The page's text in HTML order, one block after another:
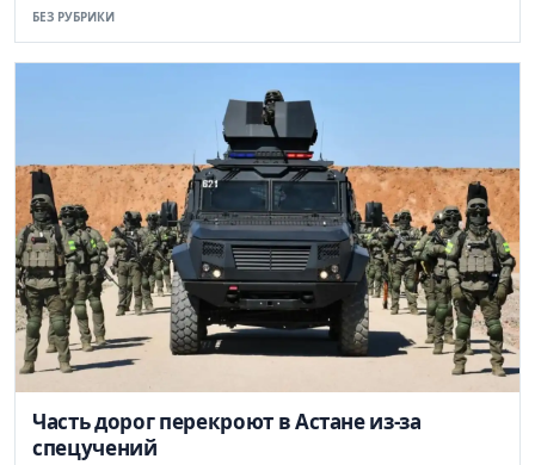
БЕЗ РУБРИКИ
Часть дорог перекроют в Астане из-за
спецучений